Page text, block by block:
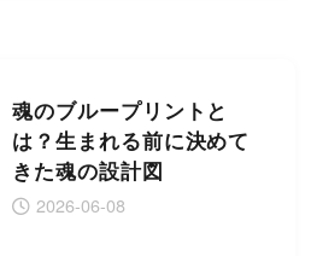
魂のブループリントと
は？生まれる前に決めて
きた魂の設計図
2026-06-08